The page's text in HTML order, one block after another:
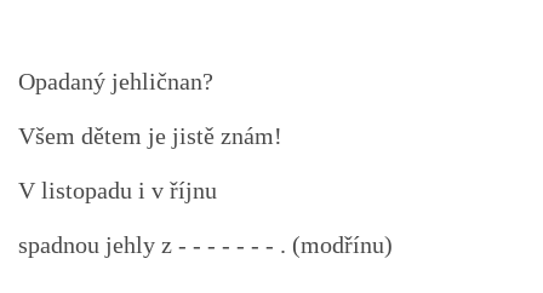
VÝTVARNÉ AKTIVITY - LÉTO
VÝTVARNÉ AKTIVITY - ZIMA
Opadaný jehličnan?
Všem dětem je jistě znám!
V listopadu i v říjnu
spadnou jehly z - - - - - - - . (modřínu)